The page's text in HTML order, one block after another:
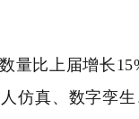
量比上届增长
仿真、数字孪